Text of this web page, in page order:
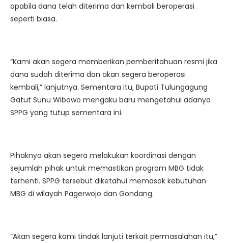
apabila dana telah diterima dan kembali beroperasi
seperti biasa.
“Kami akan segera memberikan pemberitahuan resmi jika
dana sudah diterima dan akan segera beroperasi
kembali,” lanjutnya. Sementara itu, Bupati Tulungagung
Gatut Sunu Wibowo mengaku baru mengetahui adanya
SPPG yang tutup sementara ini.
Pihaknya akan segera melakukan koordinasi dengan
sejumlah pihak untuk memastikan program MBG tidak
terhenti. SPPG tersebut diketahui memasok kebutuhan
MBG di wilayah Pagerwojo dan Gondang.
“Akan segera kami tindak lanjuti terkait permasalahan itu,”